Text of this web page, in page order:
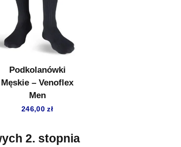
Podkolanówki
Męskie – Venoflex
Men
246,00zł
2. stopnia